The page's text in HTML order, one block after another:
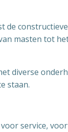
masten tot
diverse
staan.
service,